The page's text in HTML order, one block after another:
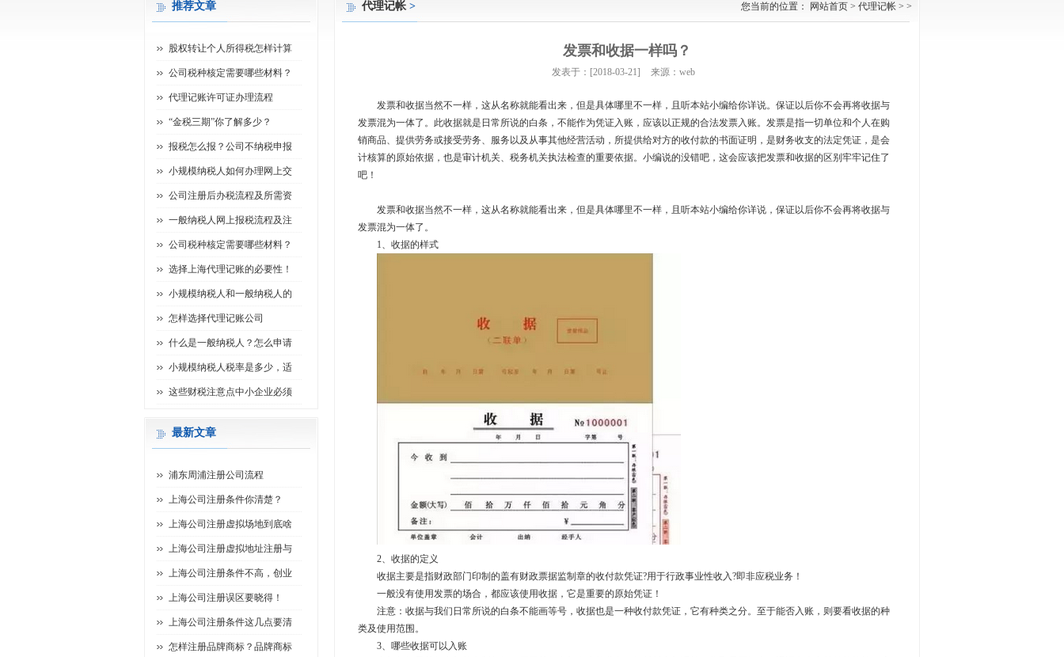
代理记帐> 您当前的位置： 网站首页 > 代理记帐 > >
发票和收据一样吗？
发表于：[2018-03-21] 来源：web
发票和收据当然不一样，这从名称就能看出来，但是具体哪里不一样，且听本站小编给你详说。保证以后你不会再将收据与
发票混为一体了。此收据就是日常所说的白条，不能作为凭证入账，应该以正规的合法发票入账。发票是指一切单位和个人在购
销商品、提供劳务或接受劳务、服务以及从事其他经营活动，所提供给对方的收付款的书面证明，是财务收支的法定凭证，是会
计核算的原始依据，也是审计机关、税务机关执法检查的重要依据。小编说的没错吧，这会应该把发票和收据的区别牢牢记住了
吧！
发票和收据当然不一样，这从名称就能看出来，但是具体哪里不一样，且听本站小编给你详说，保证以后你不会再将收据与
发票混为一体了。
1、收据的样式
2、收据的定义
收据主要是指财政部门印制的盖有财政票据监制章的收付款凭证?用于行政事业性收入?即非应税业务！
一般没有使用发票的场合，都应该使用收据，它是重要的原始凭证！
注意：收据与我们日常所说的白条不能画等号，收据也是一种收付款凭证，它有种类之分。至于能否入账，则要看收据的种
类及使用范围。
3、哪些收据可以入账
推荐文章
股权转让个人所得税怎样计算
公司税种核定需要哪些材料？
代理记账许可证办理流程
“金税三期”你了解多少？
报税怎么报？公司不纳税申报
小规模纳税人如何办理网上交
公司注册后办税流程及所需资
一般纳税人网上报税流程及注
公司税种核定需要哪些材料？
选择上海代理记账的必要性！
小规模纳税人和一般纳税人的
怎样选择代理记账公司
什么是一般纳税人？怎么申请
小规模纳税人税率是多少，适
这些财税注意点中小企业必须
最新文章
浦东周浦注册公司流程
上海公司注册条件你清楚？
上海公司注册虚拟场地到底啥
上海公司注册虚拟地址注册与
上海公司注册条件不高，创业
上海公司注册误区要晓得！
上海公司注册条件这几点要清
怎样注册品牌商标？品牌商标